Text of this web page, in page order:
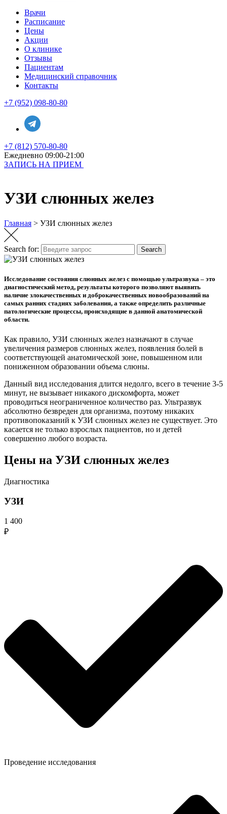
Врачи
Расписание
Цены
Акции
О клинике
Отзывы
Пациентам
Медицинский справочник
Контакты
+7 (952) 098-80-80
+7 (812) 570-80-80
Ежедневно 09:00-21:00
ЗАПИСЬ НА ПРИЕМ
УЗИ слюнных желез
Главная > УЗИ слюнных желез
Search for: Search
Исследование состояния слюнных желез с помощью ультразвука – это
диагностический метод, результаты которого позволяют выявить
наличие злокачественных и доброкачественных новообразований на
самых ранних стадиях заболевания, а также определить различные
патологические процессы, происходящие в данной анатомической
области.
Как правило, УЗИ слюнных желез назначают в случае
увеличения размеров слюнных желез, появления болей в
соответствующей анатомической зоне, повышенном или
пониженном образовании объема слюны.
Данный вид исследования длится недолго, всего в течение 3-5
минут, не вызывает никакого дискомфорта, может
проводиться неограниченное количество раз. Ультразвук
абсолютно безвреден для организма, поэтому никаких
противопоказаний к УЗИ слюнных желез не существует. Это
касается не только взрослых пациентов, но и детей
совершенно любого возраста.
Цены на УЗИ слюнных желез
Диагностика
УЗИ
1 400
₽
Проведение исследования